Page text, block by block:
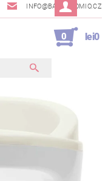
INFO@BAMBINOMIO.CZ
0 lei0